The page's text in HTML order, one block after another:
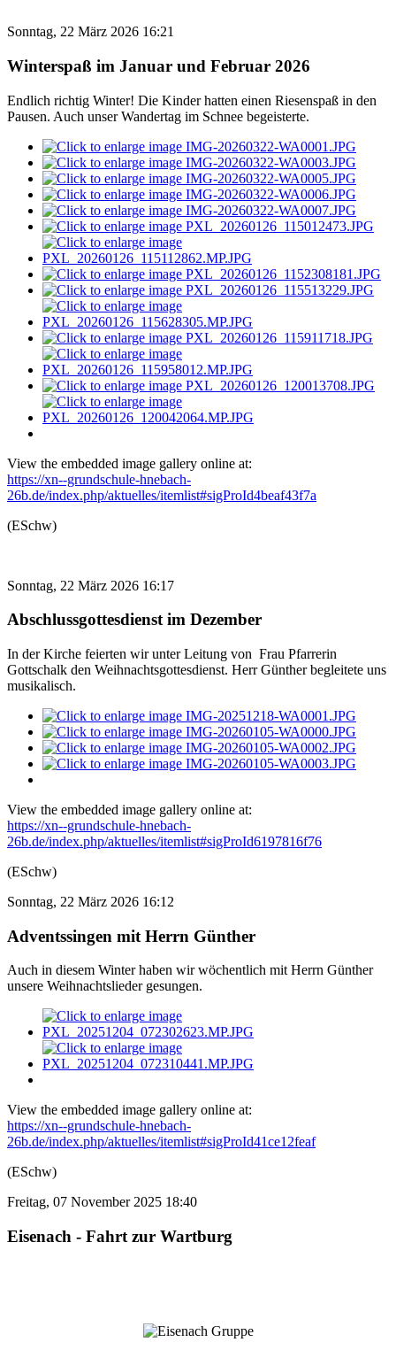
Sonntag, 22 März 2026 16:21
Winterspaß im Januar und Februar 2026
Endlich richtig Winter! Die Kinder hatten einen Riesenspaß in den
Pausen. Auch unser Wandertag im Schnee begeisterte.
View the embedded image gallery online at:
https://xn--grundschule-hnebach-
26b.de/index.php/aktuelles/itemlist#sigProId4beaf43f7a
(ESchw)
Sonntag, 22 März 2026 16:17
Abschlussgottesdienst im Dezember
In der Kirche feierten wir unter Leitung von Frau Pfarrerin
Gottschalk den Weihnachtsgottesdienst. Herr Günther begleitete uns
musikalisch.
View the embedded image gallery online at:
https://xn--grundschule-hnebach-
26b.de/index.php/aktuelles/itemlist#sigProId6197816f76
(ESchw)
Sonntag, 22 März 2026 16:12
Adventssingen mit Herrn Günther
Auch in diesem Winter haben wir wöchentlich mit Herrn Günther
unsere Weihnachtslieder gesungen.
View the embedded image gallery online at:
https://xn--grundschule-hnebach-
26b.de/index.php/aktuelles/itemlist#sigProId41ce12feaf
(ESchw)
Freitag, 07 November 2025 18:40
Eisenach - Fahrt zur Wartburg